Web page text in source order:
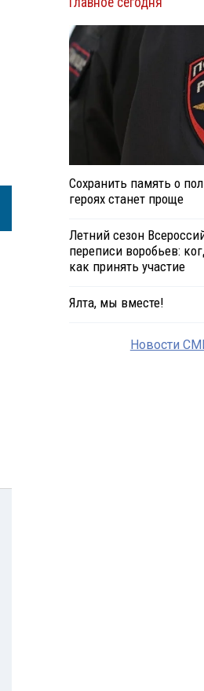
Сохранить память о
героях станет проще
Летний сезон
переписи воробьев:
как принять участие
Ялта, мы вместе!
Новости